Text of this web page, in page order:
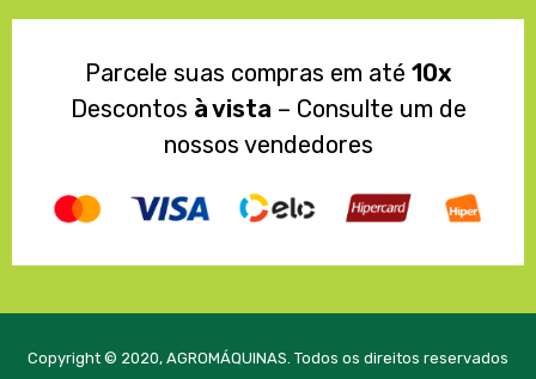
Parcele suas compras em até 10x
Descontos à vista – Consulte um de
nossos vendedores
Copyright © 2020, AGROMÁQUINAS. Todos os direitos reservados